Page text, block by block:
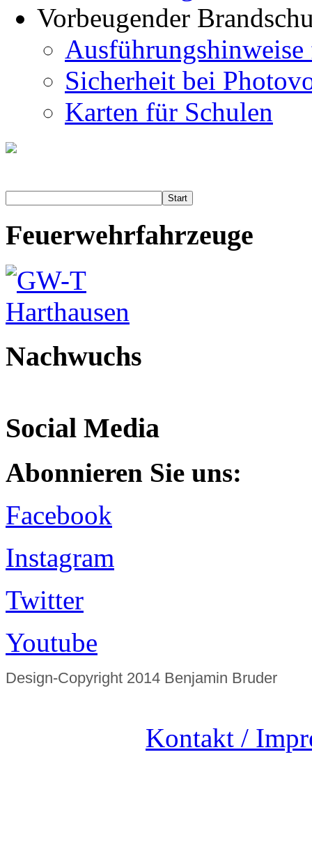
Vorbeugender
Sicherheit bei
Karten für Schulen
Start
Feuerwehrfahrzeuge
Nachwuchs
Social Media
Abonnieren Sie uns:
Facebook
Instagram
Twitter
Youtube
Design-Copyright 2014 Benjamin Bruder
Kontakt /